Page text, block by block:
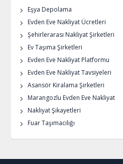
Eşya Depolama
Evden Eve Nakliyat Ücretleri
Şehirlerarası Nakliyat Şirketleri
Ev Taşıma Şirketleri
Evden Eve Nakliyat Platformu
Evden Eve Nakliyat Tavsiyeleri
Asansör Kiralama Şirketleri
Marangozlu Evden Eve Nakliyat
Nakliyat Şikayetleri
Fuar Taşımacılığı